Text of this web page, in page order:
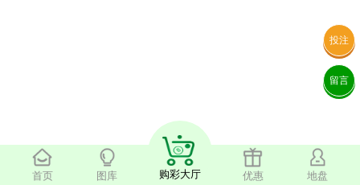
首页 图库 购彩大厅 优惠 地盘
投注
留言